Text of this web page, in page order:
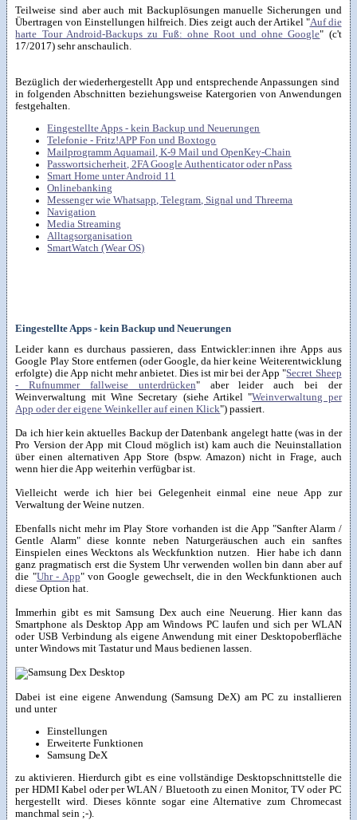
Teilweise sind aber auch mit Backuplösungen manuelle Sicherungen und
Übertragen von Einstellungen hilfreich. Dies zeigt auch der Artikel "Auf die
harte Tour Android-Backups zu Fuß: ohne Root und ohne Google" (c't
17/2017) sehr anschaulich.
Bezüglich der wiederhergestellt App und entsprechende Anpassungen sind
in folgenden Abschnitten beziehungsweise Katergorien von Anwendungen
festgehalten.
Eingestellte Apps - kein Backup und Neuerungen
Telefonie - Fritz!APP Fon und Boxtogo
Mailprogramm Aquamail, K-9 Mail und OpenKey-Chain
Passwortsicherheit, 2FA Google Authenticator oder nPass
Smart Home unter Android 11
Onlinebanking
Messenger wie Whatsapp, Telegram, Signal und Threema
Navigation
Media Streaming
Alltagsorganisation
SmartWatch (Wear OS)
Eingestellte Apps - kein Backup und Neuerungen
Leider kann es durchaus passieren, dass Entwickler:innen ihre Apps aus
Google Play Store entfernen (oder Google, da hier keine Weiterentwicklung
erfolgte) die App nicht mehr anbietet. Dies ist mir bei der App "Secret Sheep
- Rufnummer fallweise unterdrücken" aber leider auch bei der
Weinverwaltung mit Wine Secretary (siehe Artikel "Weinverwaltung per
App oder der eigene Weinkeller auf einen Klick") passiert.
Da ich hier kein aktuelles Backup der Datenbank angelegt hatte (was in der
Pro Version der App mit Cloud möglich ist) kam auch die Neuinstallation
über einen alternativen App Store (bspw. Amazon) nicht in Frage, auch
wenn hier die App weiterhin verfügbar ist.
Vielleicht werde ich hier bei Gelegenheit einmal eine neue App zur
Verwaltung der Weine nutzen.
Ebenfalls nicht mehr im Play Store vorhanden ist die App "Sanfter Alarm /
Gentle Alarm" diese konnte neben Naturgeräuschen auch ein sanftes
Einspielen eines Wecktons als Weckfunktion nutzen. Hier habe ich dann
ganz pragmatisch erst die System Uhr verwenden wollen bin dann aber auf
die "Uhr - App" von Google gewechselt, die in den Weckfunktionen auch
diese Option hat.
Immerhin gibt es mit Samsung Dex auch eine Neuerung. Hier kann das
Smartphone als Desktop App am Windows PC laufen und sich per WLAN
oder USB Verbindung als eigene Anwendung mit einer Desktopoberfläche
unter Windows mit Tastatur und Maus bedienen lassen.
Dabei ist eine eigene Anwendung (Samsung DeX) am PC zu installieren
und unter
Einstellungen
Erweiterte Funktionen
Samsung DeX
zu aktivieren. Hierdurch gibt es eine vollständige Desktopschnittstelle die
per HDMI Kabel oder per WLAN / Bluetooth zu einen Monitor, TV oder PC
hergestellt wird. Dieses könnte sogar eine Alternative zum Chromecast
manchmal sein ;-).